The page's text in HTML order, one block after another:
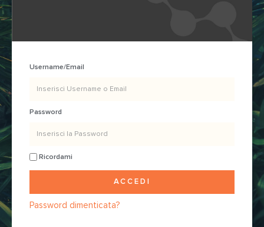
Username/Email
Password
Ricordami
ACCEDI
Password dimenticata?